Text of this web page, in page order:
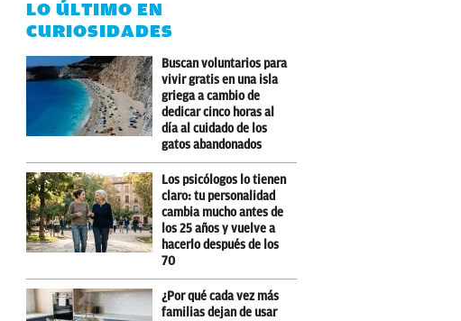
LO ÚLTIMO EN
CURIOSIDADES
Buscan voluntarios para
vivir gratis en una isla
griega a cambio de
dedicar cinco horas al
día al cuidado de los
gatos abandonados
Los psicólogos lo tienen
claro: tu personalidad
cambia mucho antes de
los 25 años y vuelve a
hacerlo después de los
70
¿Por qué cada vez más
familias dejan de usar